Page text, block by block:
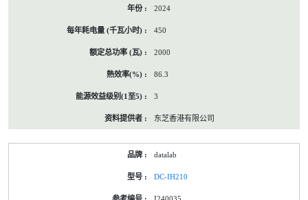
2024
450
2000
86.3
3
东芝香港有限公司
datalab
DC-IH210